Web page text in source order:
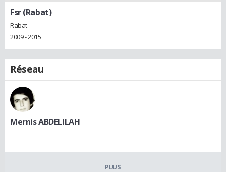
Fsr (Rabat)
Rabat
2009 - 2015
Réseau
Mernis ABDELILAH
PLUS